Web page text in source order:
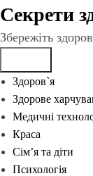
Перейти
вмісту
Секрети
Збережіть
Здоров`я
Здорове
Медичні
Краса
Сім’я та діти
Психологія